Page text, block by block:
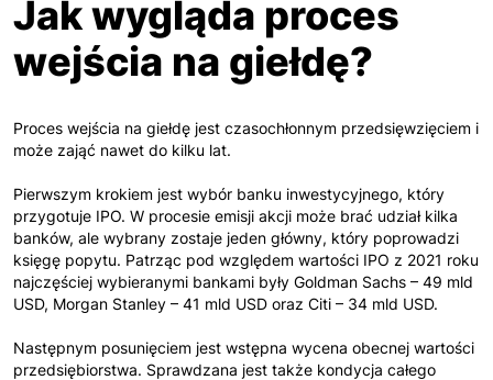
Jak wygląda proces
wejścia na giełdę?
Proces wejścia na giełdę jest czasochłonnym przedsięwzięciem i
może zająć nawet do kilku lat.
Pierwszym krokiem jest wybór banku inwestycyjnego, który
przygotuje IPO. W procesie emisji akcji może brać udział kilka
banków, ale wybrany zostaje jeden główny, który poprowadzi
księgę popytu. Patrząc pod względem wartości IPO z 2021 roku
najczęściej wybieranymi bankami były Goldman Sachs – 49 mld
USD, Morgan Stanley – 41 mld USD oraz Citi – 34 mld USD.
Następnym posunięciem jest wstępna wycena obecnej wartości
przedsiębiorstwa. Sprawdzana jest także kondycja całego